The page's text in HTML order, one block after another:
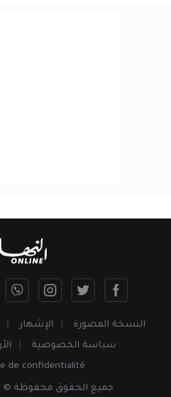
النسخة المصورة الإشهار
سياسة الخصوصية
de confidentialité
جميع الحقوق محفوظة © 2026 النهار أونلاين